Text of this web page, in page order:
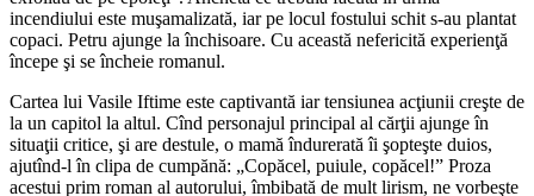
incendiului este muşamalizată, iar pe locul fostului schit s-au plantat
copaci. Petru ajunge la închisoare. Cu această nefericită experienţă
începe şi se încheie romanul.
Cartea lui Vasile Iftime este captivantă iar tensiunea acţiunii creşte de
la un capitol la altul. Cînd personajul principal al cărţii ajunge în
situaţii critice, şi are destule, o mamă îndurerată îi şopteşte duios,
ajutînd-l în clipa de cumpănă: „Copăcel, puiule, copăcel!” Proza
acestui prim roman al autorului, îmbibată de mult lirism, ne vorbeşte